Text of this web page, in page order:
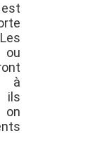
ou
à
ils